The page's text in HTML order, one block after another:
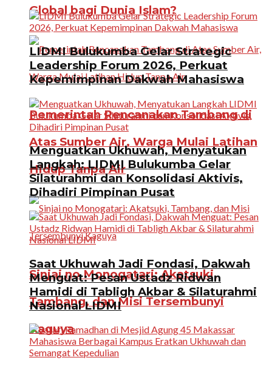
Global bagi Dunia Islam?
Pemerintah Rencanakan Tambang di
Atas Sumber Air, Warga Mulai Latihan
Hidup Tanpa Air
Sinjai no Monogatari: Akatsuki,
Tambang, dan Misi Tersembunyi
Kaguya
LIDMI Bulukumba Gelar Strategic
Leadership Forum 2026, Perkuat
Kepemimpinan Dakwah Mahasiswa
Menguatkan Ukhuwah, Menyatukan
Langkah: LIDMI Bulukumba Gelar
Silaturahmi dan Konsolidasi Aktivis,
Dihadiri Pimpinan Pusat
Saat Ukhuwah Jadi Fondasi, Dakwah
Menguat: Pesan Ustadz Ridwan
Hamidi di Tabligh Akbar & Silaturahmi
Nasional LIDMI